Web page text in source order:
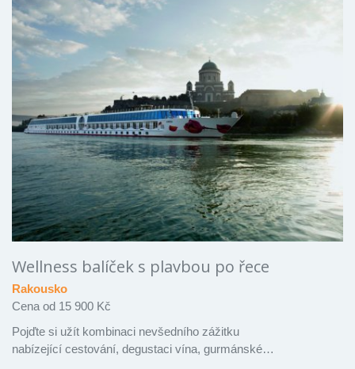
Wellness balíček s plavbou po řece
Rakousko
Cena od 15 900 Kč
Pojďte si užít kombinaci nevšedního zážitku
nabízející cestování, degustaci vína, gurmánské…